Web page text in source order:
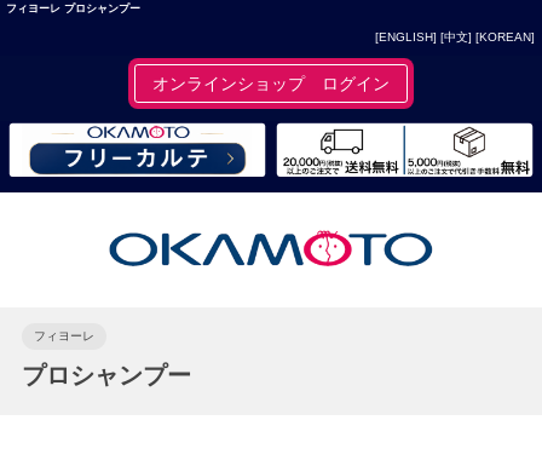
フィヨーレ プロシャンプー
[ENGLISH] [中文] [KOREAN]
オンラインショップ ログイン
フィヨーレ
プロシャンプー